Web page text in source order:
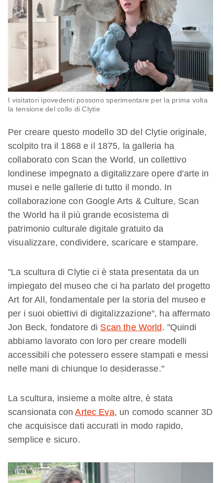
I visitatori ipovedenti possono sperimentare per la prima volta
la tensione del collo di Clytie
Per creare questo modello 3D del Clytie originale,
scolpito tra il 1868 e il 1875, la galleria ha
collaborato con Scan the World, un collettivo
londinese impegnato a digitalizzare opere d'arte in
musei e nelle gallerie di tutto il mondo. In
collaborazione con Google Arts & Culture, Scan
the World ha il più grande ecosistema di
patrimonio culturale digitale gratuito da
visualizzare, condividere, scaricare e stampare.
"La scultura di Clytie ci è stata presentata da un
impiegato del museo che ci ha parlato del progetto
Art for All, fondamentale per la storia del museo e
per i suoi obiettivi di digitalizzazione", ha affermato
Jon Beck, fondatore di Scan the World. "Quindi
abbiamo lavorato con loro per creare modelli
accessibili che potessero essere stampati e messi
nelle mani di chiunque lo desiderasse."
La scultura, insieme a molte altre, è stata
scansionata conArtec Eva, un comodo scanner 3D
che acquisisce dati accurati in modo rapido,
semplice e sicuro.